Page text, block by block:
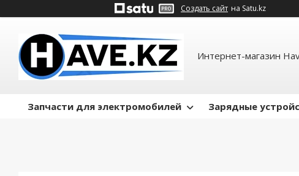
Создать сайт на Satu.kz
Интернет-магазин
Запчасти для электромобилей Зарядные